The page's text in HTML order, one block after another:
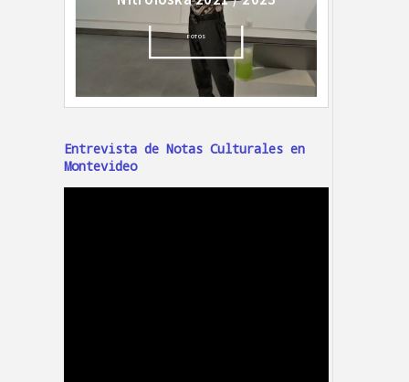
Entrevista de Notas Culturales en
Montevideo